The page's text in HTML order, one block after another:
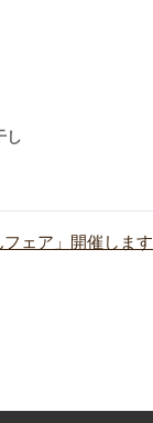
し
ェア」開催します